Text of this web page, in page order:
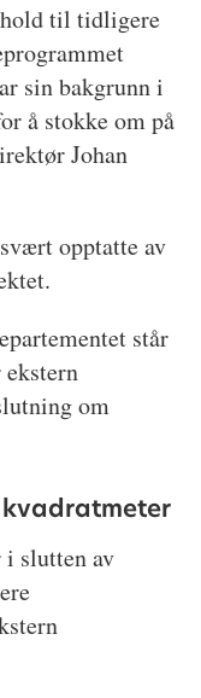
til tidligere
sin bakgrunn i
å stokke om på
Johan
opptatte av
står
om
i slutten av